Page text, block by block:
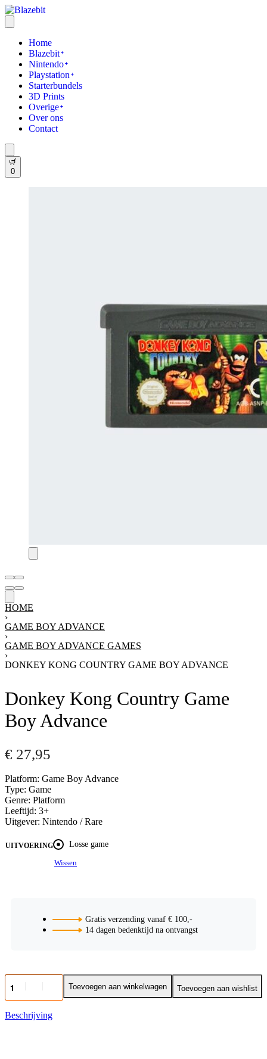
Home
Blazebit
Nintendo
Playstation
Starterbundels
3D Prints
Overige
Over ons
Contact
0
HOME
›
GAME BOY ADVANCE
›
GAME BOY ADVANCE GAMES
›
DONKEY KONG COUNTRY GAME BOY ADVANCE
Donkey Kong Country Game
Boy Advance
€ 27,95
Platform: Game Boy Advance
Type: Game
Genre: Platform
Leeftijd: 3+
Uitgever: Nintendo / Rare
UITVOERING Losse game
Wissen
Gratis verzending vanaf € 100,-
14 dagen bedenktijd na ontvangst
Toevoegen aan winkelwagen Toevoegen aan wishlist
Beschrijving